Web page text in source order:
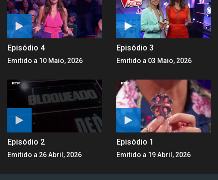
Episódio 4
Emitido a 10 Maio, 2026
Episódio 3
Emitido a 03 Maio, 2026
Episódio 2
Emitido a 26 Abril, 2026
Episódio 1
Emitido a 19 Abril, 2026